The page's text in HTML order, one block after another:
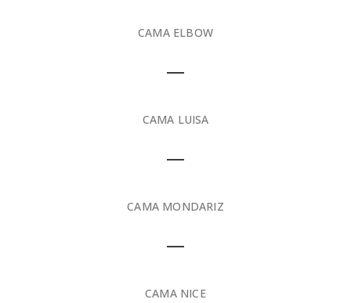
CAMA ELBOW
CAMA LUISA
CAMA MONDARIZ
CAMA NICE